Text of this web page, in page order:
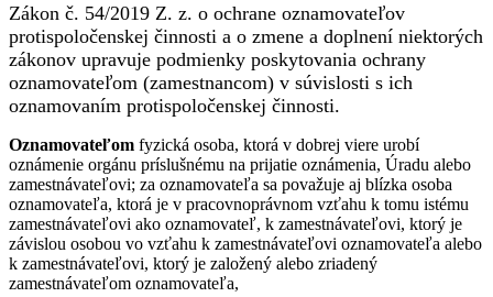
Zákon č. 54/2019 Z. z. o ochrane oznamovateľov
protispoločenskej činnosti a o zmene a doplnení niektorých
zákonov upravuje podmienky poskytovania ochrany
oznamovateľom (zamestnancom) v súvislosti s ich
oznamovaním protispoločenskej činnosti.
Oznamovateľom fyzická osoba, ktorá v dobrej viere urobí
oznámenie orgánu príslušnému na prijatie oznámenia, Úradu alebo
zamestnávateľovi; za oznamovateľa sa považuje aj blízka osoba
oznamovateľa, ktorá je v pracovnoprávnom vzťahu k tomu istému
zamestnávateľovi ako oznamovateľ, k zamestnávateľovi, ktorý je
závislou osobou vo vzťahu k zamestnávateľovi oznamovateľa alebo
k zamestnávateľovi, ktorý je založený alebo zriadený
zamestnávateľom oznamovateľa,